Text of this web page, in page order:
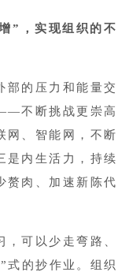
”，实现组织的不
的压力和能量交
不断挑战更崇高
网、智能网，不断
是内生活力，持续
赘肉、加速新陈代
可以少走弯路、
式的抄作业。组织